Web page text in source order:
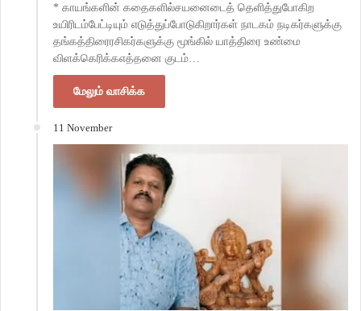
* காயங்களின் கதைகளில்சயனைடைத் தெளித்துபோகிற
உயிரிடம்பேட்டியும் எடுத்துப்போடுகிறார்கள் நாடகம் நடிகர்களுக்கு
தங்கத்திரைரசிகர்களுக்கு மூங்கில் யாத்திரை உண்மை
விளக்கெரிக்கஎத்தனை குடம்…
மேலும் வாசிக்க
11 November